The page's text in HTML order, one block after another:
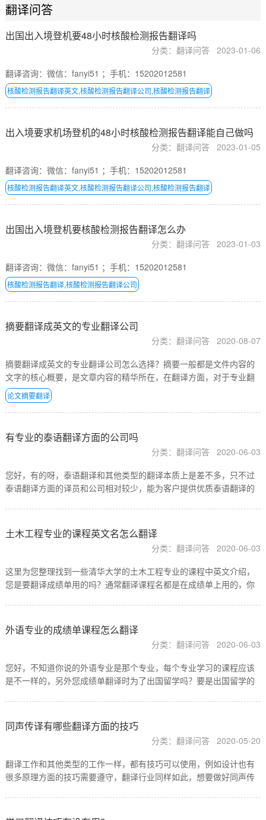
翻译问答
出国出入境登机要48小时核酸检测报告翻译吗
分类：翻译问答
2023-01-06
翻译咨询：微信：fanyi51 ；手机：15202012581
核酸检测报告翻译英文,核酸检测报告翻译公司,核酸检测报告翻译
出入境要求机场登机的48小时核酸检测报告翻译能自己做吗
分类：翻译问答
2023-01-05
翻译咨询：微信：fanyi51 ；手机：15202012581
核酸检测报告翻译英文,核酸检测报告翻译公司,核酸检测报告翻译
出国出入境登机要核酸检测报告翻译怎么办
分类：翻译问答
2023-01-03
翻译咨询：微信：fanyi51 ；手机：15202012581
核酸检测报告翻译,核酸检测报告翻译公司
摘要翻译成英文的专业翻译公司
分类：翻译问答
2020-08-07
摘要翻译成英文的专业翻译公司怎么选择？摘要一般都是文件内容的
文字的核心概要，是文章内容的精华所在，在翻译方面，对于专业翻
译公司来说，想要为客户提供有品质的摘要翻译，需要译员掌握很多
翻译方面的技巧，同时对于文字书写功底也有很高的标准要…
论文摘要翻译
有专业的泰语翻译方面的公司吗
分类：翻译问答
2020-06-03
您好，有的呀，泰语翻译和其他类型的翻译本质上是差不多，只不过
泰语翻译方面的译员和公司相对较少，能为客户提供优质泰语翻译的
土木工程专业的课程英文名怎么翻译
分类：翻译问答
2020-06-03
这里为您整理找到一些清华大学的土木工程专业的课程中英文介绍，
您是要翻译成绩单用的吗？通常翻译课程名都是在成绩单上用的，你
外语专业的成绩单课程怎么翻译
分类：翻译问答
2020-06-03
您好，不知道你说的外语专业是那个专业，每个专业学习的课程应该
是不一样的，另外您成绩单翻译时为了出国留学吗？要是出国留学的
同声传译有哪些翻译方面的技巧
分类：翻译问答
2020-05-20
翻译工作和其他类型的工作一样，都有技巧可以使用，例如设计也有
很多原理方面的技巧需要遵守，翻译行业同样如此，想要做好同声传